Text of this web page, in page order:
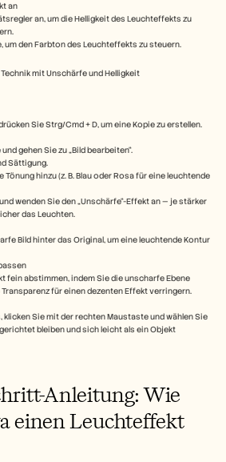
an
an, um die Helligkeit des Leuchteffekts zu
um den Farbton des Leuchteffekts zu steuern.
mit Unschärfe und Helligkeit
Sie Strg/Cmd + D, um eine Kopie zu erstellen.
gehen Sie zu „Bild bearbeiten“.
Sättigung.
Tönung hinzu (z. B. Blau oder Rosa für eine leuchtende
wenden Sie den „Unschärfe“-Effekt an — je stärker
das Leuchten.
Bild hinter das Original, um eine leuchtende Kontur
fein abstimmen, indem Sie die unscharfe Ebene
für einen dezenten Effekt verringern.
klicken Sie mit der rechten Maustaste und wählen Sie
bleiben und sich leicht als ein Objekt
Anleitung: Wie
einen Leuchteffekt
Demo buchen